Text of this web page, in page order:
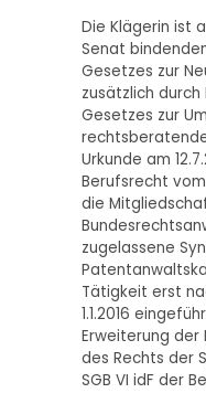
Die Klägerin ist
Senat
Gesetzes zur
zusätzlich
Gesetzes zur
Urkunde am
Berufsrecht vom
die
zugelassene
Tätigkeit erst
1.1.2016
Erweiterung der
des Rechts der
SGB VI idF der